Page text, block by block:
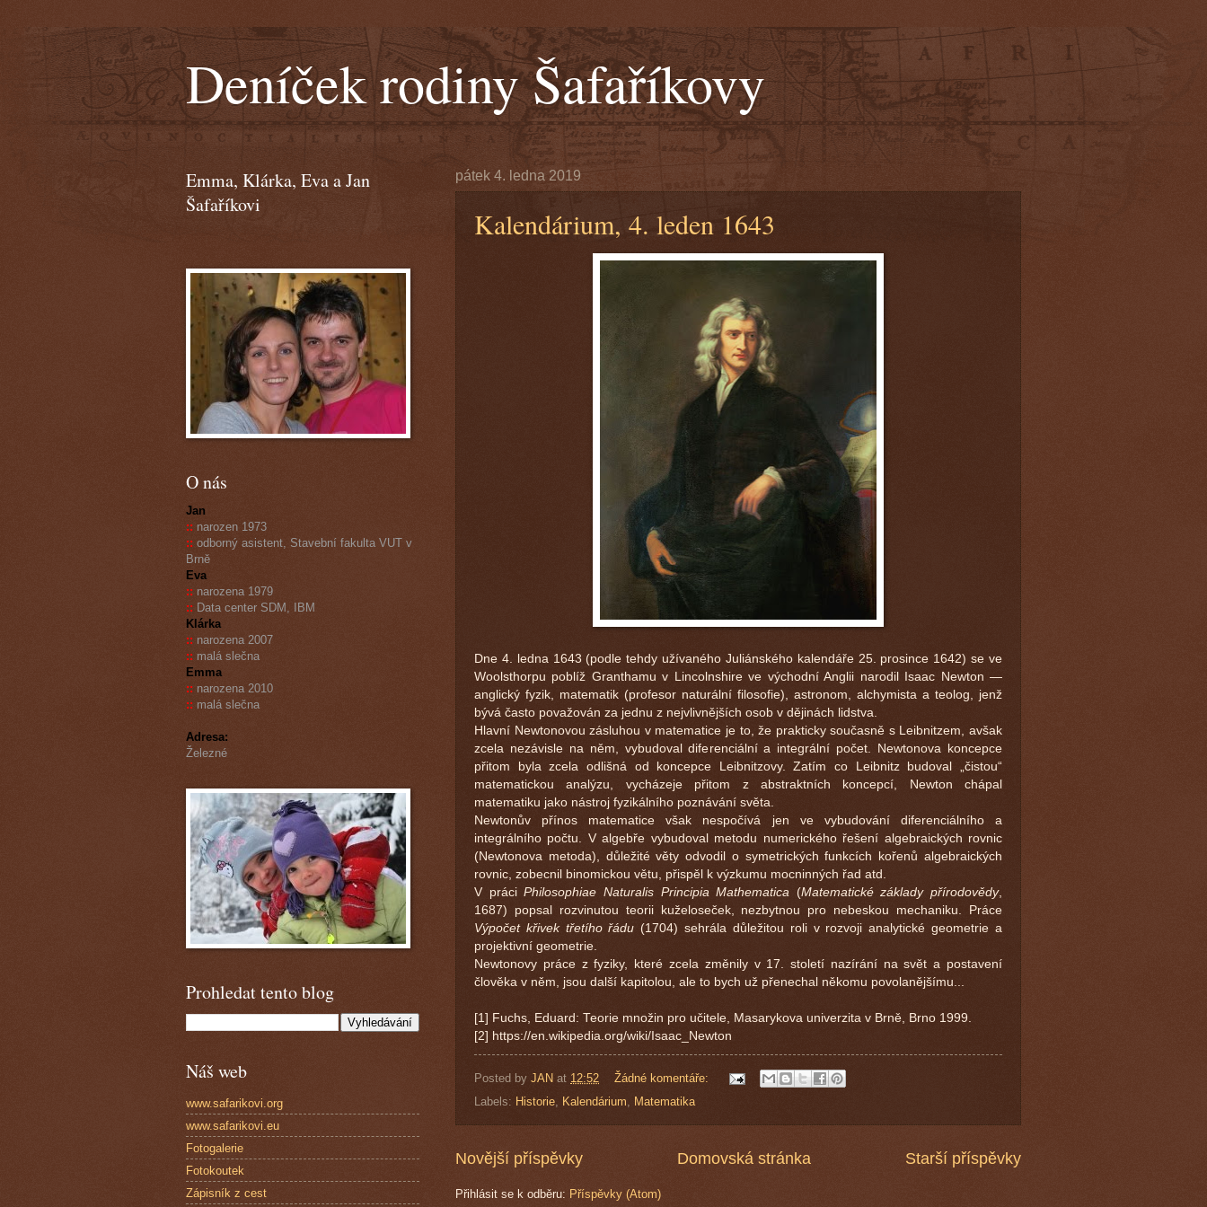
Deníček rodiny Šafaříkovy
pátek 4. ledna 2019
Kalendárium, 4. leden 1643
Dne 4. ledna 1643 (podle tehdy užívaného Juliánského kalendáře 25. prosince 1642) se ve
Woolsthorpu poblíž Granthamu v Lincolnshire ve východní Anglii narodil Isaac Newton ―
anglický fyzik, matematik (profesor naturální filosofie), astronom, alchymista a teolog, jenž
bývá často považován za jednu z nejvlivnějších osob v dějinách lidstva.
Hlavní Newtonovou zásluhou v matematice je to, že prakticky současně s Leibnitzem, avšak
zcela nezávisle na něm, vybudoval diferenciální a integrální počet. Newtonova koncepce
přitom byla zcela odlišná od koncepce Leibnitzovy. Zatím co Leibnitz budoval „čistou“
matematickou analýzu, vycházeje přitom z abstraktních koncepcí, Newton chápal
matematiku jako nástroj fyzikálního poznávání světa.
Newtonův přínos matematice však nespočívá jen ve vybudování diferenciálního a
integrálního počtu. V algebře vybudoval metodu numerického řešení algebraických rovnic
(Newtonova metoda), důležité věty odvodil o symetrických funkcích kořenů algebraických
rovnic, zobecnil binomickou větu, přispěl k výzkumu mocninných řad atd.
V práciPhilosophiae Naturalis Principia Mathematica (Matematické základy přírodovědy,
1687) popsal rozvinutou teorii kuželoseček, nezbytnou pro nebeskou mechaniku. Práce
Výpočet křivek třetího řádu (1704) sehrála důležitou roli v rozvoji analytické geometrie a
projektivní geometrie.
Newtonovy práce z fyziky, které zcela změnily v 17. století nazírání na svět a postavení
člověka v něm, jsou další kapitolou, ale to bych už přenechal někomu povolanějšímu...
[1] Fuchs, Eduard: Teorie množin pro učitele, Masarykova univerzita v Brně, Brno 1999.
[2] https://en.wikipedia.org/wiki/Isaac_Newton
Posted by JAN at 12:52
Žádné komentáře:
Labels: Historie, Kalendárium, Matematika
Novější příspěvky Starší příspěvky
Domovská stránka
Přihlásit se k odběru: Příspěvky (Atom)
Emma, Klárka, Eva a Jan
Šafaříkovi
O nás
Jan
:: narozen 1973
:: odborný asistent, Stavební fakulta VUT v
Brně
Eva
:: narozena 1979
:: Data center SDM, IBM
Klárka
:: narozena 2007
:: malá slečna
Emma
:: narozena 2010
:: malá slečna
Adresa:
Železné
Prohledat tento blog
Náš web
www.safarikovi.org
www.safarikovi.eu
Fotogalerie
Fotokoutek
Zápisník z cest